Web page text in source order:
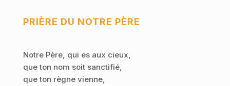
PRIÈRE DU NOTRE PÈRE
Notre Père, qui es aux cieux,
que ton nom soit sanctifié,
que ton règne vienne,